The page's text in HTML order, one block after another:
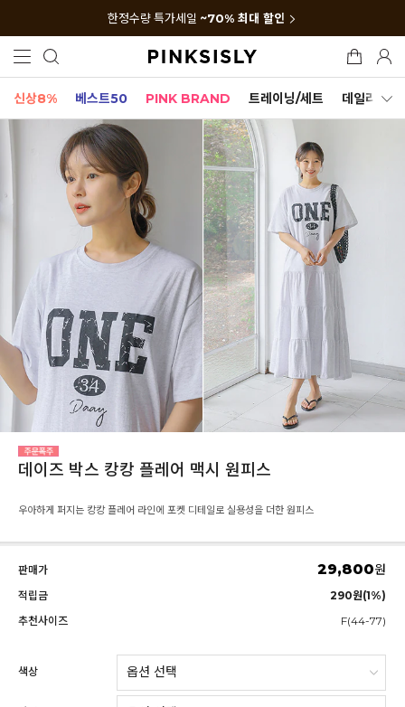
한정수량 특가세일 ~70% 최대 할인
신상8% 베스트50 PINK BRAND 트레이닝/세트 데일리세트
데이즈 박스 캉캉 플레어 맥시 원피스
우아하게 퍼지는 캉캉 플레어 라인에 포켓 디테일로 실용성을 더한 원피스
판매가 29,800원
적립금
290원(1%)
추천사이즈
F(44-77)
색상